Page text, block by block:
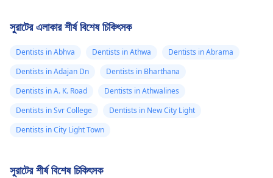
সুরাটের এলাকার শীর্ষ বিশেষ চিকিৎসক
Dentists in Abhva Dentists in Athwa
Dentists in Abrama
Dentists in Adajan Dn
Dentists in Bharthana
Dentists in A. K. Road
Dentists in Athwalines
Dentists in Svr College
Dentists in New City Light
Dentists in City Light Town
সুরাটের শীর্ষ বিশেষ চিকিৎসক